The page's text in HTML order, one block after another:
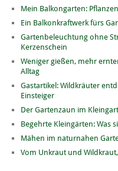
Mein Balkongarten:
Ein Balkonkraftwerk fürs
Gartenbeleuchtung ohne
Kerzenschein
Weniger gießen, mehr
Alltag
Gastartikel: Wildkräuter
Einsteiger
Der Gartenzaun im
Begehrte Kleingärten: Was
Mähen im naturnahen
Vom Unkraut und